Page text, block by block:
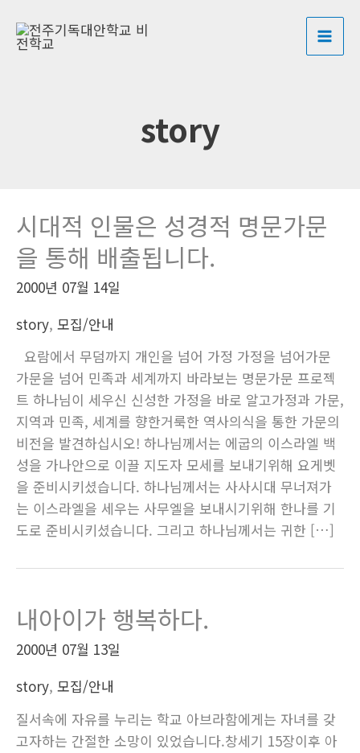
story
시대적 인물은 성경적 명문가문
을 통해 배출됩니다.
2000년 07월 14일
story, 모집/안내
요람에서 무덤까지 개인을 넘어 가정 가정을 넘어가문
가문을 넘어 민족과 세계까지 바라보는 명문가문 프로젝
트 하나님이 세우신 신성한 가정을 바로 알고가정과 가문,
지역과 민족, 세계를 향한거룩한 역사의식을 통한 가문의
비전을 발견하십시오! 하나님께서는 에굽의 이스라엘 백
성을 가나안으로 이끌 지도자 모세를 보내기위해 요게벳
을 준비시키셨습니다. 하나님께서는 사사시대 무너져가
는 이스라엘을 세우는 사무엘을 보내시기위해 한나를 기
도로 준비시키셨습니다. 그리고 하나님께서는 귀한 […]
내아이가 행복하다.
2000년 07월 13일
story, 모집/안내
질서속에 자유를 누리는 학교 아브라함에게는 자녀를 갖
고자하는 간절한 소망이 있었습니다.창세기 15장이후 아
스
트